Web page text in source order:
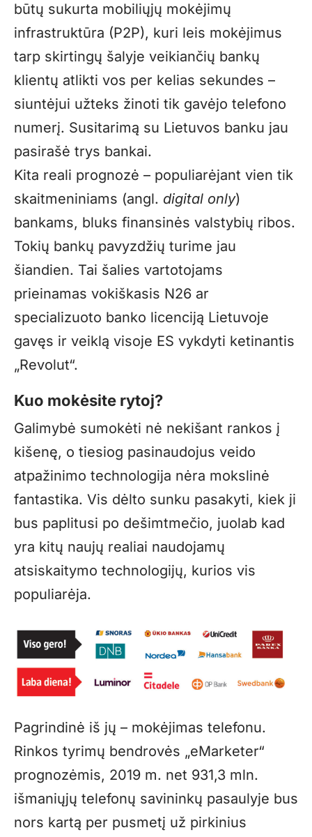
būtų sukurta mobiliųjų mokėjimų
infrastruktūra (P2P), kuri leis mokėjimus
tarp skirtingų šalyje veikiančių bankų
klientų atlikti vos per kelias sekundes –
siuntėjui užteks žinoti tik gavėjo telefono
numerį. Susitarimą su Lietuvos banku jau
pasirašė trys bankai.
Kita reali prognozė – populiarėjant vien tik
skaitmeniniams (angl. digital only)
bankams, bluks finansinės valstybių ribos.
Tokių bankų pavyzdžių turime jau
šiandien. Tai šalies vartotojams
prieinamas vokiškasis N26 ar
specializuoto banko licenciją Lietuvoje
gavęs ir veiklą visoje ES vykdyti ketinantis
„Revolut“.
Kuo mokėsite rytoj?
Galimybė sumokėti nė nekišant rankos į
kišenę, o tiesiog pasinaudojus veido
atpažinimo technologija nėra mokslinė
fantastika. Vis dėlto sunku pasakyti, kiek ji
bus paplitusi po dešimtmečio, juolab kad
yra kitų naujų realiai naudojamų
atsiskaitymo technologijų, kurios vis
populiarėja.
Pagrindinė iš jų – mokėjimas telefonu.
Rinkos tyrimų bendrovės „eMarketer“
prognozėmis, 2019 m. net 931,3 mln.
išmaniųjų telefonų savininkų pasaulyje bus
nors kartą per pusmetį už pirkinius